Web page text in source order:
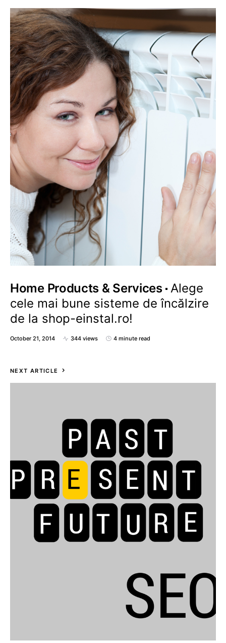
Home Products & Services Alege
cele mai bune sisteme de încălzire
de la shop-einstal.ro!
October 21, 2014 344 views 4 minute read
NEXT ARTICLE